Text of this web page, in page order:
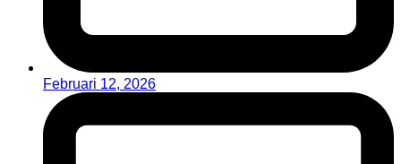
Februari 12, 2026